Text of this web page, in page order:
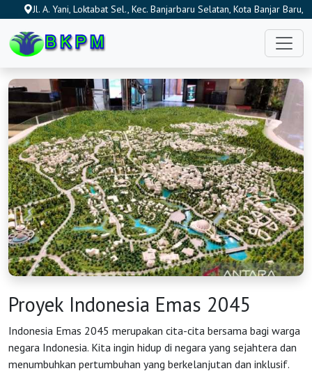
Jl. A. Yani, Loktabat Sel., Kec. Banjarbaru Selatan, Kota Banjar Baru,
Proyek Indonesia Emas 2045
Indonesia Emas 2045 merupakan cita-cita bersama bagi warga
negara Indonesia. Kita ingin hidup di negara yang sejahtera dan
menumbuhkan pertumbuhan yang berkelanjutan dan inklusif.